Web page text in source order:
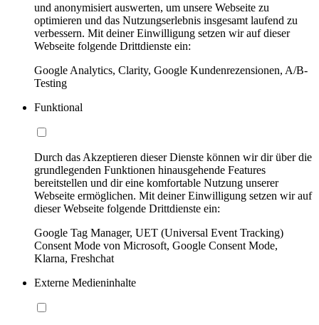
und anonymisiert auswerten, um unsere Webseite zu
optimieren und das Nutzungserlebnis insgesamt laufend zu
verbessern. Mit deiner Einwilligung setzen wir auf dieser
Webseite folgende Drittdienste ein:
Google Analytics, Clarity, Google Kundenrezensionen, A/B-
Testing
Funktional
Durch das Akzeptieren dieser Dienste können wir dir über die
grundlegenden Funktionen hinausgehende Features
bereitstellen und dir eine komfortable Nutzung unserer
Webseite ermöglichen. Mit deiner Einwilligung setzen wir auf
dieser Webseite folgende Drittdienste ein:
Google Tag Manager, UET (Universal Event Tracking)
Consent Mode von Microsoft, Google Consent Mode,
Klarna, Freshchat
Externe Medieninhalte